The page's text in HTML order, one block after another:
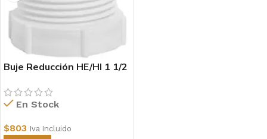
Buje Reducción HE/HI 1 1/2
En Stock
$803 Iva Incluido